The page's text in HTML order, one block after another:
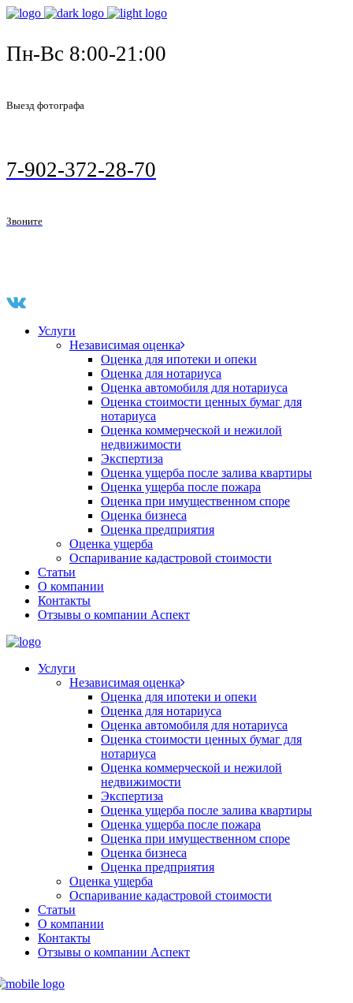
Пн-Вс 8:00-21:00
Выезд фотографа
7-902-372-28-70
Звоните
Услуги
Независимая оценка
Оценка для ипотеки и опеки
Оценка для нотариуса
Оценка автомобиля для нотариуса
Оценка стоимости ценных бумаг для
нотариуса
Оценка коммерческой и нежилой
недвижимости
Экспертиза
Оценка ущерба после залива квартиры
Оценка ущерба после пожара
Оценка при имущественном споре
Оценка бизнеса
Оценка предприятия
Оценка ущерба
Оспаривание кадастровой стоимости
Статьи
О компании
Контакты
Отзывы о компании Аспект
Услуги
Независимая оценка
Оценка для ипотеки и опеки
Оценка для нотариуса
Оценка автомобиля для нотариуса
Оценка стоимости ценных бумаг для
нотариуса
Оценка коммерческой и нежилой
недвижимости
Экспертиза
Оценка ущерба после залива квартиры
Оценка ущерба после пожара
Оценка при имущественном споре
Оценка бизнеса
Оценка предприятия
Оценка ущерба
Оспаривание кадастровой стоимости
Статьи
О компании
Контакты
Отзывы о компании Аспект